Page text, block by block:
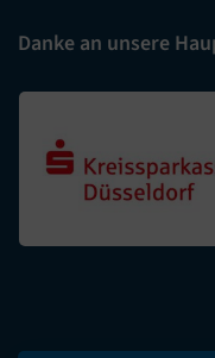
Danke an unsere